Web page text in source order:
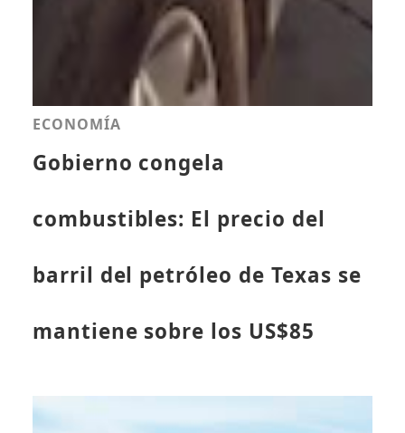
ECONOMÍA
Gobierno congela
combustibles: El precio del
barril del petróleo de Texas se
mantiene sobre los US$85